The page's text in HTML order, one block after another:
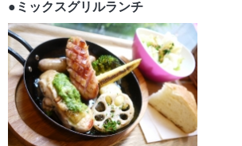
●ミックスグリルランチ